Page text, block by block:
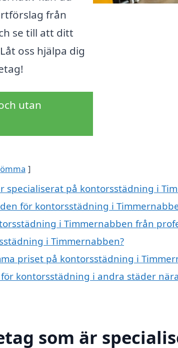
från
se till att ditt
oss hjälpa dig
utan
specialiserat på kontorsstädning i
för kontorsstädning i
i Timmernabben från
i Timmernabben?
priset på kontorsstädning i
kontorsstädning i andra städer
som är